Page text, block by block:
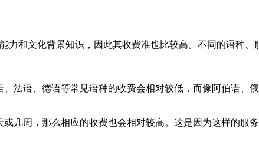
力和文化背景知识，因此其收费准也比较高。不同的语种、
语、德语等常见语种的收费会相对较低，而像阿伯语、
周，那么相应的收费也会相对较高。这是因为这样的服